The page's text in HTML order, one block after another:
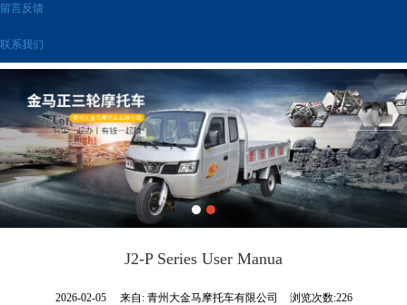
留言反馈
联系我们
J2-P Series User Manua
2026-02-05 来自: 青州大金马摩托车有限公司 浏览次数:226